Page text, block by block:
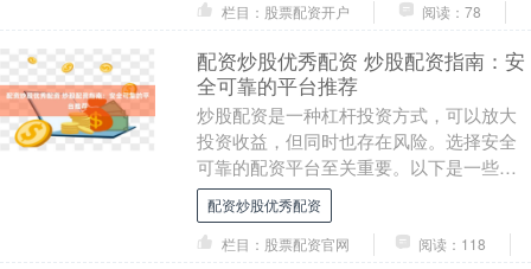
栏目：股票配资开户
阅读：78
配资炒股优秀配资 炒股配资指南：安
全可靠的平台推荐
炒股配资是一种杠杆投资方式，可以放大
投资收益，但同时也存在风险。选择安全
可靠的配资平台至关重要。以下是一些推
荐的平台： 台州期货配资平台拥有专业的
风控团队，严格....
配资炒股优秀配资
栏目：股票配资官网
阅读：118